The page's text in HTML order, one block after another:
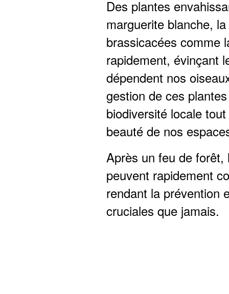
Des plantes
marguerite blanche,
brassicacées comme
rapidement, évinçant
dépendent nos
gestion de ces
biodiversité locale
beauté de nos
Après un feu de
peuvent rapidement
rendant la prévention
cruciales que jamais.